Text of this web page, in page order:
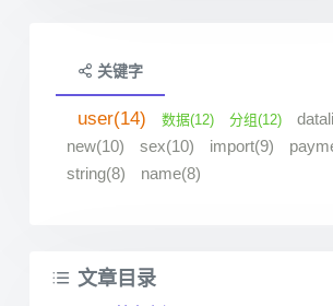
关键字
user(14) 数据(12) 分组(12)
new(10)
sex(10) import(9)
string(8)
name(8)
文章目录